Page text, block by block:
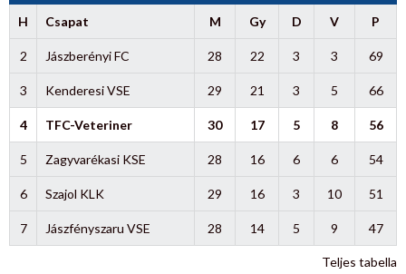
H Csapat M Gy D V P
2 Jászberényi FC 28 22 3 3 69
3 Kenderesi VSE 29 21 3 5 66
4 TFC-Veteriner 30 17 5 8 56
5 Zagyvarékasi KSE 28 16 6 6 54
6 Szajol KLK 29 16 3 10 51
7 Jászfényszaru VSE 28 14 5 9 47
Teljes tabella